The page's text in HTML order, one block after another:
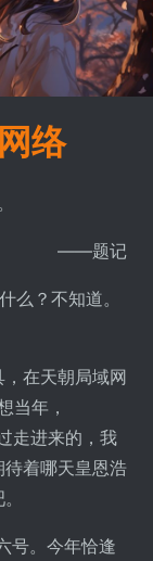
络
——题记
么？不知道。
在天朝局域网
当年，
走进来的，我
着哪天皇恩浩
号。今年恰逢